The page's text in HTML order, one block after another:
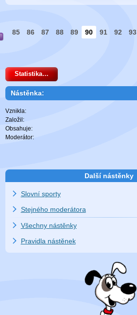
85 86 87 88 89 90 91 92 93
Statistika…
Nástěnka:
Vznikla:
Založil:
Obsahuje:
Moderátor:
Další nástěnky
Slovní sporty
Stejného moderátora
Všechny nástěnky
Pravidla nástěnek